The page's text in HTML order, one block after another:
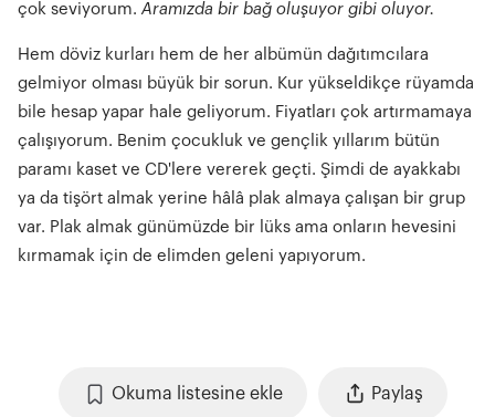
çok seviyorum. Aramızda bir bağ oluşuyor gibi oluyor.
Hem döviz kurları hem de her albümün dağıtımcılara
gelmiyor olması büyük bir sorun. Kur yükseldikçe rüyamda
bile hesap yapar hale geliyorum. Fiyatları çok artırmamaya
çalışıyorum. Benim çocukluk ve gençlik yıllarım bütün
paramı kaset ve CD'lere vererek geçti. Şimdi de ayakkabı
ya da tişört almak yerine hâlâ plak almaya çalışan bir grup
var. Plak almak günümüzde bir lüks ama onların hevesini
kırmamak için de elimden geleni yapıyorum.
Okuma listesine ekle Paylaş